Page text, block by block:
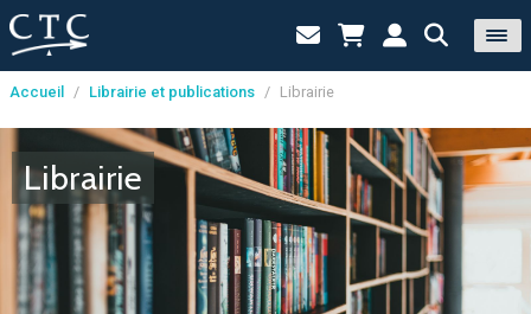
Panneau de gestion des cookies
Accueil / Librairie et publications / Librairie
Librairie